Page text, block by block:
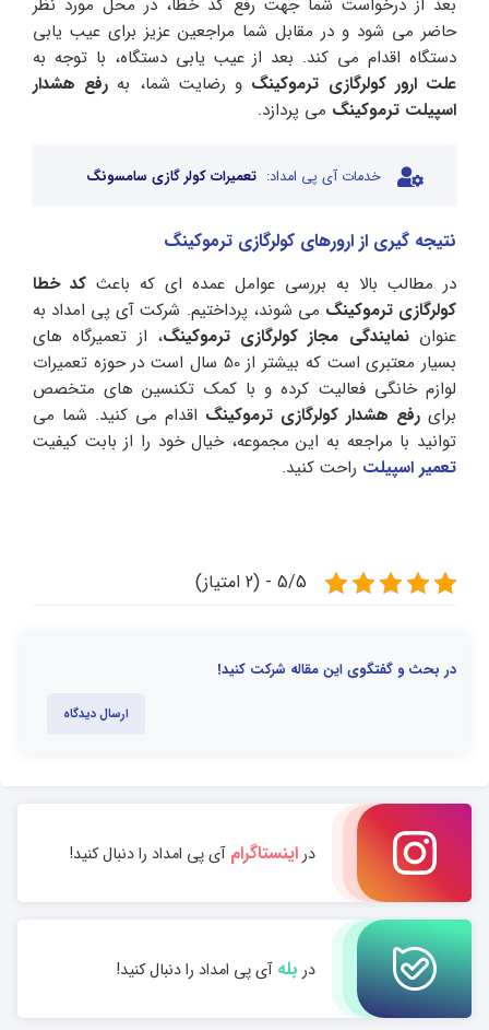
بعد از درخواست شما جهت رفع کد خطا، در محل مورد نظر
حاضر می شود و در مقابل شما مراجعین عزیز برای عیب یابی
دستگاه اقدام می کند. بعد از عیب یابی دستگاه، با توجه به
علت ارور کولرگازی ترموکینگ و رضایت شما، به رفع هشدار
اسپیلت ترموکینگ می پردازد.
خدمات آی پی امداد: تعمیرات کولر گازی سامسونگ
نتیجه گیری از ارورهای کولرگازی ترموکینگ
در مطالب بالا به بررسی عوامل عمده ای که باعث کد خطا
کولرگازی ترموکینگ می شوند، پرداختیم. شرکت آی پی امداد به
عنواننمایندگی مجاز کولرگازی ترموکینگ، از تعمیرگاه های
بسیار معتبری است که بیشتر از 50 سال است در حوزه تعمیرات
لوازم خانگی فعالیت کرده و با کمک تکنسین های متخصص
برای رفع هشدار کولرگازی ترموکینگ اقدام می کنید. شما می
توانید با مراجعه به این مجموعه، خیال خود را از بابت کیفیت
تعمیر اسپیلت راحت کنید.
5/5 - (2 امتیاز)
در بحث و گفتگوی این مقاله شرکت کنید!
ارسال دیدگاه
دراینستاگرامآی پی امداد را دنبال کنید!
در بلهآی پی امداد را دنبال کنید!